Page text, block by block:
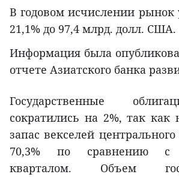
В годовом исчислении рынок
21,1% до 97,4 млрд. долл. США.
Информация была
отчете Азиатского банка
Государственные
сократились на 2%, так как
запас векселей
70,3% по сравнению с
кварталом. Объем